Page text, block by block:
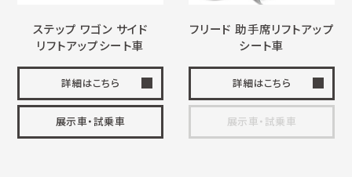
ステップ ワゴン サイド
リフトアップシート車
詳細はこちら
展示車・試乗車
フリード 助手席リフトアップ
シート車
詳細はこちら
展示車・試乗車